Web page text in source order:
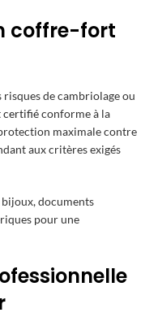
coffre-fort
de cambriolage ou
conforme à la
maximale contre
aux critères exigés
documents
pour une